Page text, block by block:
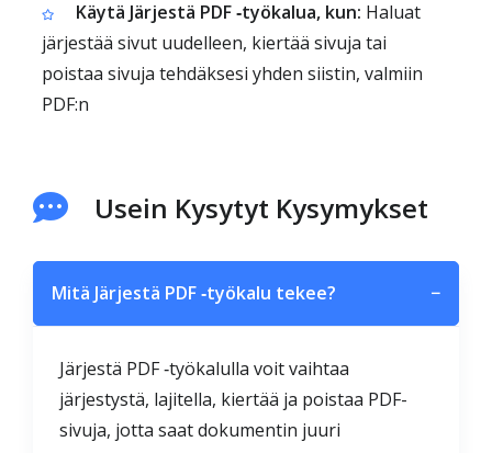
Käytä Järjestä PDF ‑työkalua, kun: Haluat
järjestää sivut uudelleen, kiertää sivuja tai
poistaa sivuja tehdäksesi yhden siistin, valmiin
PDF:n
Usein Kysytyt Kysymykset
Mitä Järjestä PDF ‑työkalu tekee? −
Järjestä PDF ‑työkalulla voit vaihtaa
järjestystä, lajitella, kiertää ja poistaa PDF-
sivuja, jotta saat dokumentin juuri